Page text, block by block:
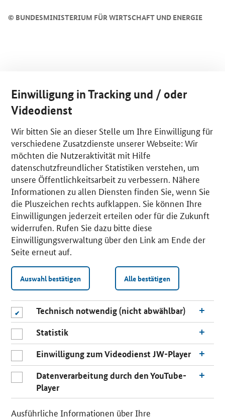
n
© BUNDESMINISTERIUM FÜR WIRTSCHAFT UND ENERGIE
Einwilligung in Tracking und / oder
Videodienst
Wir bitten Sie an dieser Stelle um Ihre Einwilligung für
verschiedene Zusatzdienste unserer Webseite: Wir
möchten die Nutzeraktivität mit Hilfe
datenschutzfreundlicher Statistiken verstehen, um
unsere Öffentlichkeitsarbeit zu verbessern. Nähere
Informationen zu allen Diensten finden Sie, wenn Sie
die Pluszeichen rechts aufklappen. Sie können Ihre
Einwilligungen jederzeit erteilen oder für die Zukunft
widerrufen. Rufen Sie dazu bitte diese
Einwilligungsverwaltung über den Link am Ende der
Seite erneut auf.
Auswahl bestätigen Alle bestätigen
Technisch notwendig (nicht abwählbar)
Statistik
Einwilligung zum Videodienst JW-Player
Datenverarbeitung durch den YouTube-
Player
Ausführliche Informationen über Ihre